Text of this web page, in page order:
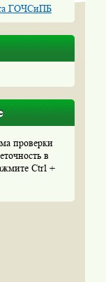
ГОЧСиПБ
проверки
в
Ctrl +